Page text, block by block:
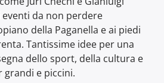
da non perdere
della Paganella e ai piedi
Tantissime idee per una
dello sport, della cultura e
e piccini.